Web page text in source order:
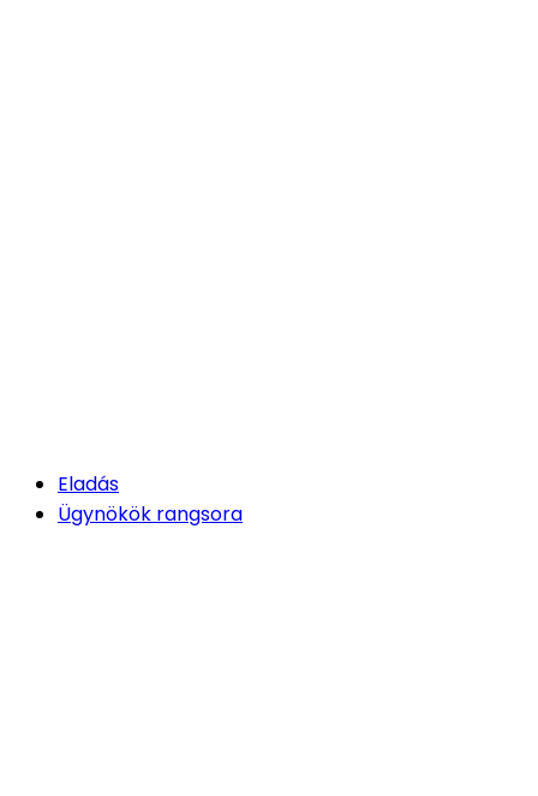
Eladás
Ügynökök rangsora